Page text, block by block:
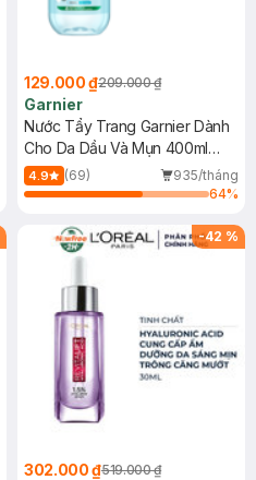
129.000 ₫209.000 ₫
Garnier
Nước Tẩy Trang Garnier Dành
Cho Da Dầu Và Mụn 400ml
(Mới)
4.9 (69)
935/tháng
64%
-42 %
302.000 ₫519.000 ₫